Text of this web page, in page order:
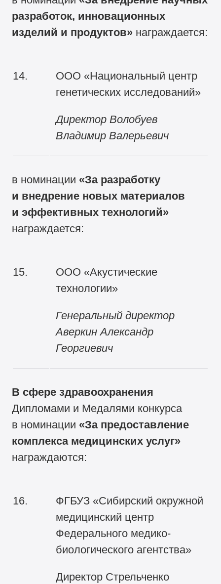
разработок, инновационных
изделий и продуктов» награждается:
14.
ООО «Национальный центр
генетических исследований»
Директор Волобуев
Владимир Валерьевич
в номинации «За разработку
и внедрение новых материалов
и эффективных технологий»
награждается:
15.
ООО «Акустические
технологии»
Генеральный директор
Аверкин Александр
Георгиевич
В сфере здравоохранения
Дипломами и Медалями конкурса
в номинации «За предоставление
комплекса медицинских услуг»
награждаются:
16.
ФГБУЗ «Сибирский окружной
медицинский центр
Федерального медико-
биологического агентства»
Директор Стрельченко